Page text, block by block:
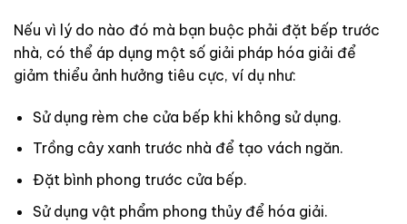
Nếu vì lý do nào đó mà bạn buộc phải đặt bếp trước
nhà, có thể áp dụng một số giải pháp hóa giải để
giảm thiểu ảnh hưởng tiêu cực, ví dụ như:
Sử dụng rèm che cửa bếp khi không sử dụng.
Trồng cây xanh trước nhà để tạo vách ngăn.
Đặt bình phong trước cửa bếp.
Sử dụng vật phẩm phong thủy để hóa giải.